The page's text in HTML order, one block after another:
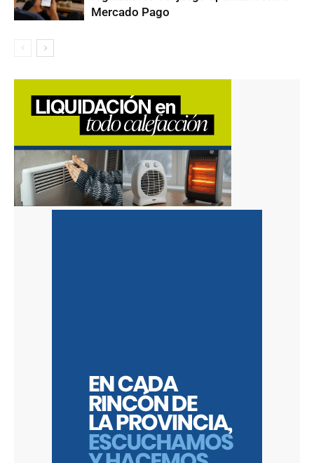
Mercado Pago